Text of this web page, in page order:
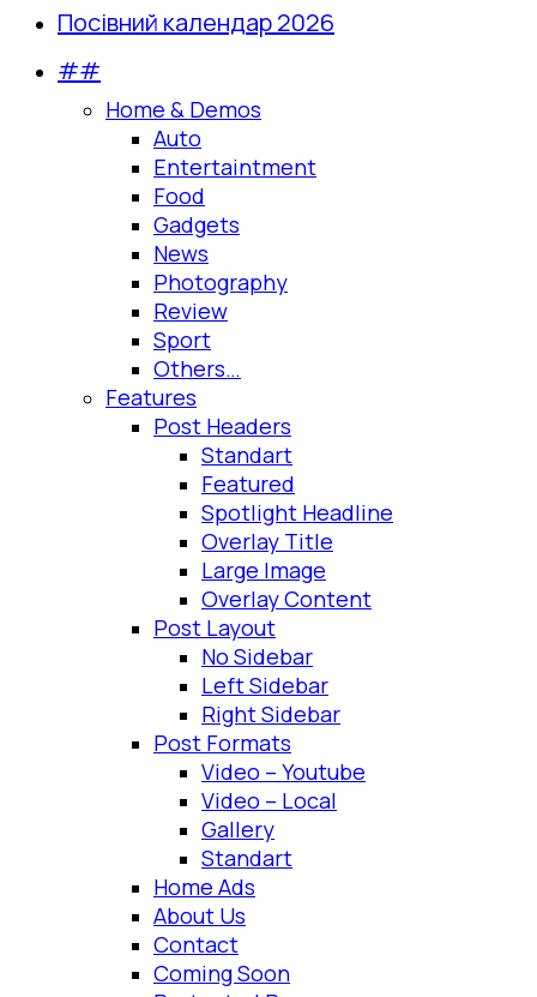
Посівний календар 2026
##
Home & Demos
Auto
Entertaintment
Food
Gadgets
News
Photography
Review
Sport
Others…
Features
Post Headers
Standart
Featured
Spotlight Headline
Overlay Title
Large Image
Overlay Content
Post Layout
No Sidebar
Left Sidebar
Right Sidebar
Post Formats
Video – Youtube
Video – Local
Gallery
Standart
Home Ads
About Us
Contact
Coming Soon